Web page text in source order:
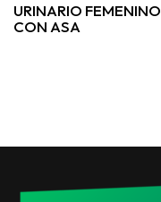
URINARIO FEMENINO
CON ASA